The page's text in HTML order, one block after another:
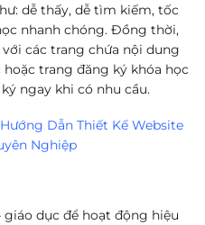
dễ thấy, dễ tìm kiếm, tốc
nhanh chóng. Đồng thời,
các trang chứa nội dung
trang đăng ký khóa học
ngay khi có nhu cầu.
Dẫn Thiết Kế Website
Nghiệp
dục để hoạt động hiệu